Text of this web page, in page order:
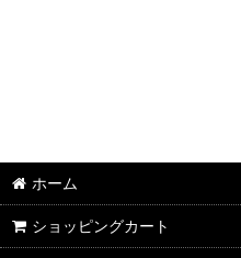
ホーム
ショッピングカート